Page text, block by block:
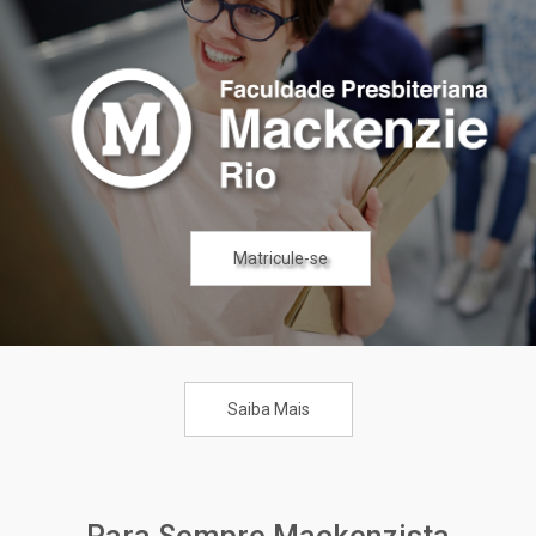
Matricule-se
Matricule-se
Matricule-se
Saiba Mais